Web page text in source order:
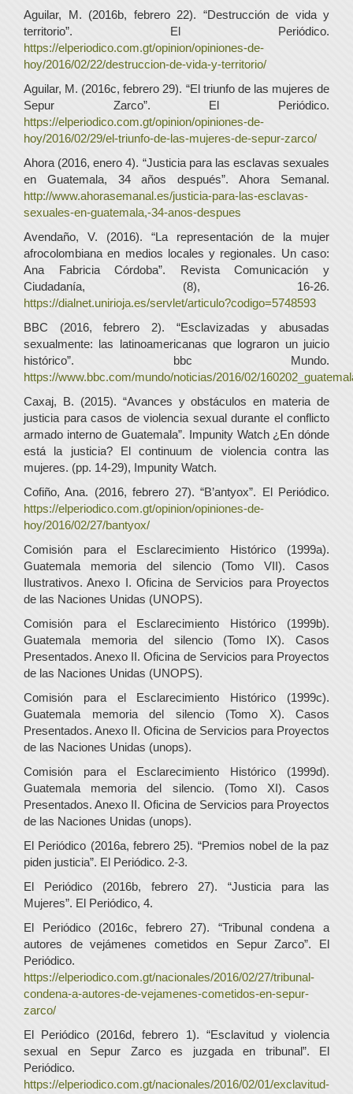
Aguilar, M. (2016b, febrero 22). “Destrucción de vida y
territorio”. El Periódico.
https://elperiodico.com.gt/opinion/opiniones-de-
hoy/2016/02/22/destruccion-de-vida-y-territorio/
Aguilar, M. (2016c, febrero 29). “El triunfo de las mujeres de
Sepur Zarco”. El Periódico.
https://elperiodico.com.gt/opinion/opiniones-de-
hoy/2016/02/29/el-triunfo-de-las-mujeres-de-sepur-zarco/
Ahora (2016, enero 4). “Justicia para las esclavas sexuales
en Guatemala, 34 años después”. Ahora Semanal.
http://www.ahorasemanal.es/justicia-para-las-esclavas-
sexuales-en-guatemala,-34-anos-despues
Avendaño, V. (2016). “La representación de la mujer
afrocolombiana en medios locales y regionales. Un caso:
Ana Fabricia Córdoba”. Revista Comunicación y
Ciudadanía, (8), 16-26.
https://dialnet.unirioja.es/servlet/articulo?codigo=5748593
BBC (2016, febrero 2). “Esclavizadas y abusadas
sexualmente: las latinoamericanas que lograron un juicio
histórico”. bbc Mundo.
https://www.bbc.com/mundo/noticias/2016/02/
Caxaj, B. (2015). “Avances y obstáculos en materia de
justicia para casos de violencia sexual durante el conflicto
armado interno de Guatemala”. Impunity Watch ¿En dónde
está la justicia? El continuum de violencia contra las
mujeres. (pp. 14-29), Impunity Watch.
Cofiño, Ana. (2016, febrero 27). “B’antyox”. El Periódico.
https://elperiodico.com.gt/opinion/opiniones-de-
hoy/2016/02/27/bantyox/
Comisión para el Esclarecimiento Histórico (1999a).
Guatemala memoria del silencio (Tomo VII). Casos
Ilustrativos. Anexo I. Oficina de Servicios para Proyectos
de las Naciones Unidas (UNOPS).
Comisión para el Esclarecimiento Histórico (1999b).
Guatemala memoria del silencio (Tomo IX). Casos
Presentados. Anexo II. Oficina de Servicios para Proyectos
de las Naciones Unidas (UNOPS).
Comisión para el Esclarecimiento Histórico (1999c).
Guatemala memoria del silencio (Tomo X). Casos
Presentados. Anexo II. Oficina de Servicios para Proyectos
de las Naciones Unidas (unops).
Comisión para el Esclarecimiento Histórico (1999d).
Guatemala memoria del silencio. (Tomo XI). Casos
Presentados. Anexo II. Oficina de Servicios para Proyectos
de las Naciones Unidas (unops).
El Periódico (2016a, febrero 25). “Premios nobel de la paz
piden justicia”. El Periódico. 2-3.
El Periódico (2016b, febrero 27). “Justicia para las
Mujeres”. El Periódico, 4.
El Periódico (2016c, febrero 27). “Tribunal condena a
autores de vejámenes cometidos en Sepur Zarco”. El
Periódico.
https://elperiodico.com.gt/nacionales/2016/02/27/tribunal-
condena-a-autores-de-vejamenes-cometidos-en-sepur-
zarco/
El Periódico (2016d, febrero 1). “Esclavitud y violencia
sexual en Sepur Zarco es juzgada en tribunal”. El
Periódico.
https://elperiodico.com.gt/nacionales/2016/02/01/exclavitud-